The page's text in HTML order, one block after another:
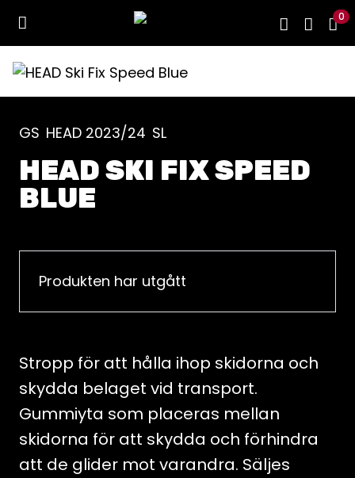
0
GS HEAD 2023/24 SL
HEAD SKI FIX SPEED
BLUE
Produkten har utgått
Stropp för att hålla ihop skidorna och
skydda belaget vid transport.
Gummiyta som placeras mellan
skidorna för att skydda och förhindra
att de glider mot varandra. Säljes